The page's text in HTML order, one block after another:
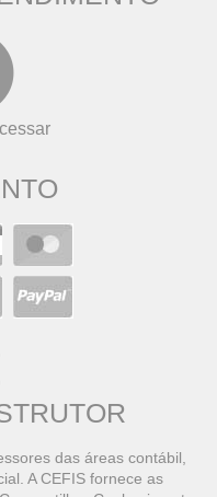
das áreas contábil,
A CEFIS fornece as